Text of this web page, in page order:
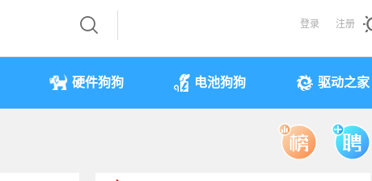
登录 注册
硬件狗狗 电池狗狗 驱动之家